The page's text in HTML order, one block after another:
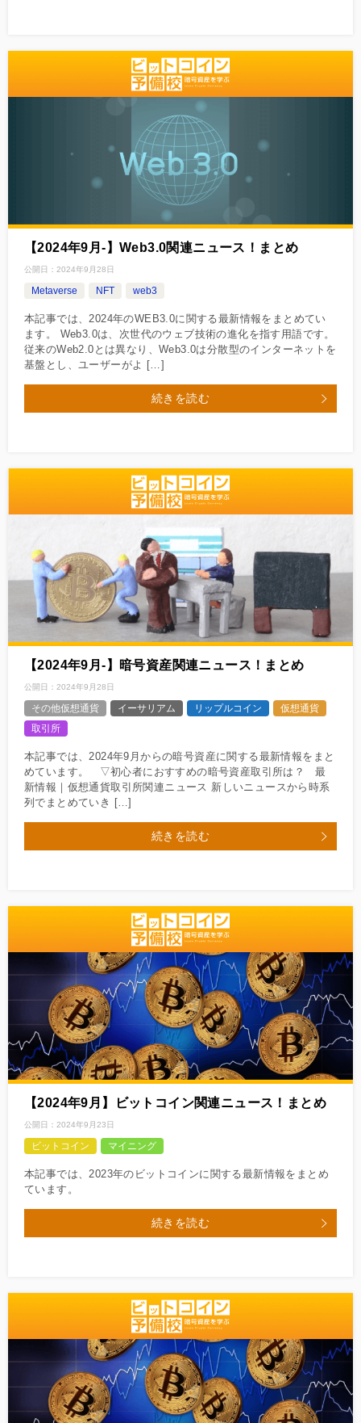
【2024年9月‐】Web3.0関連ニュース！まとめ
公開日： 2024年9月28日
Metaverse NFT web3
本記事では、2024年のWEB3.0に関する最新情報をまとめてい
ます。 Web3.0は、次世代のウェブ技術の進化を指す用語です。
従来のWeb2.0とは異なり、Web3.0は分散型のインターネットを
基盤とし、ユーザーがよ […]
続きを読む
【2024年9月‐】暗号資産関連ニュース！まとめ
公開日： 2024年9月28日
その他仮想通貨 イーサリアム リップルコイン
仮想通貨
取引所
本記事では、2024年9月からの暗号資産に関する最新情報をまと
めています。 ▽初心者におすすめの暗号資産取引所は？ 最
新情報｜仮想通貨取引所関連ニュース 新しいニュースから時系
列でまとめていき […]
続きを読む
【2024年9月】ビットコイン関連ニュース！まとめ
公開日： 2024年9月23日
ビットコイン マイニング
本記事では、2023年のビットコインに関する最新情報をまとめ
ています。
続きを読む